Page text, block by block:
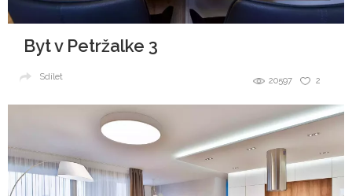
Byt v Petržalke 3
2
20597
Sdílet